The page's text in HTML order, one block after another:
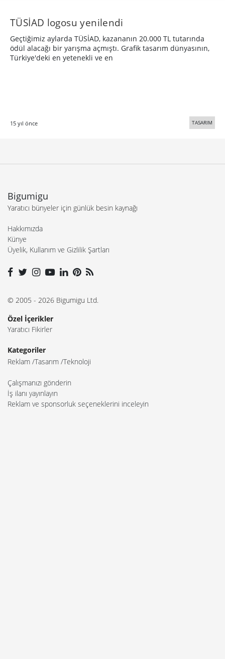
TÜSİAD logosu yenilendi
Geçtiğimiz aylarda TÜSİAD, kazananın 20.000 TL tutarında
ödül alacağı bir yarışma açmıştı. Grafik tasarım dünyasının,
Türkiye'deki en yetenekli ve en
15 yıl önce TASARIM
Bigumigu
Yaratıcı bünyeler için günlük besin kaynağı
Hakkımızda
Künye
Üyelik, Kullanım ve Gizlilik Şartları
© 2005 - 2026 Bigumigu Ltd.
Özel İçerikler
Yaratıcı Fikirler
Kategoriler
Reklam Tasarım Teknoloji
Çalışmanızı gönderin
İş ilanı yayınlayın
Reklam ve sponsorluk seçeneklerini inceleyin